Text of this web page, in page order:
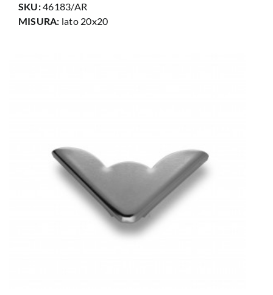
SKU:46183/AR
MISURA: lato 20x20